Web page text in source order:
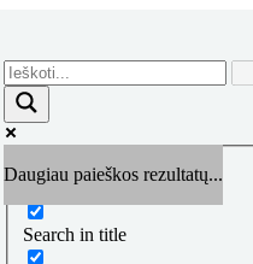
Daugiau paieškos rezultatų...
Exact matches only
Search in title